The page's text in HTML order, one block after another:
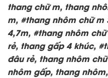
thang chữ m, thang
m, #thang nhôm chữ
4,7m, #thang nhôm
rẻ, thang gấp 4 khúc,
đâu rẻ, thang nhôm
nhôm gấp, thang